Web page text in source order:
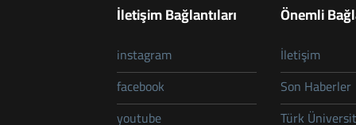
İletişim Bağlantıları
instagram
facebook
youtube
Önemli
İletişim
Son Haberler
Türk